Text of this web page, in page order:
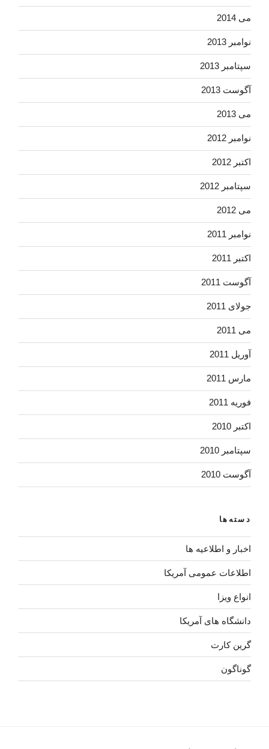
می 2014
نوامبر 2013
سپتامبر 2013
آگوست 2013
می 2013
نوامبر 2012
اکتبر 2012
سپتامبر 2012
می 2012
نوامبر 2011
اکتبر 2011
آگوست 2011
جولای 2011
می 2011
آوریل 2011
مارس 2011
فوریه 2011
اکتبر 2010
سپتامبر 2010
آگوست 2010
دسته‌ها
اخبار و اطلاعیه ها
اطلاعات عمومی آمریکا
انواع ویزا
دانشگاه های آمریکا
گرین کارت
گوناگون